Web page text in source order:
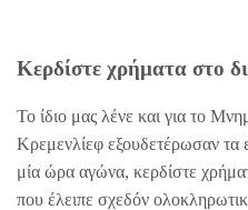
Κερδίστε χρήματα στο
Το ίδιο μας λένε και για το
Κρεμενλίεφ εξουδετέρωσαν τα
μία ώρα αγώνα, κερδίστε
που έλειπε σχεδόν